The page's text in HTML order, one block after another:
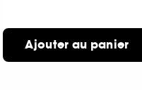
Ajouter au panier